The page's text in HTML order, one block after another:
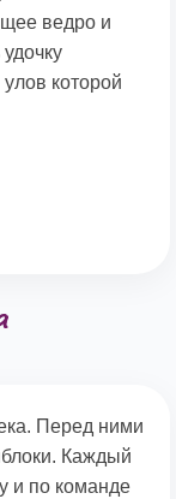
ведро и
которой
Перед ними
Каждый
и по команде